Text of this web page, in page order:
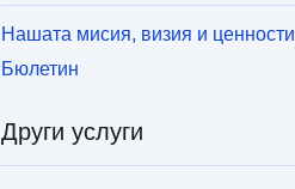
Нашата мисия, визия и ценности
Бюлетин
Други услуги